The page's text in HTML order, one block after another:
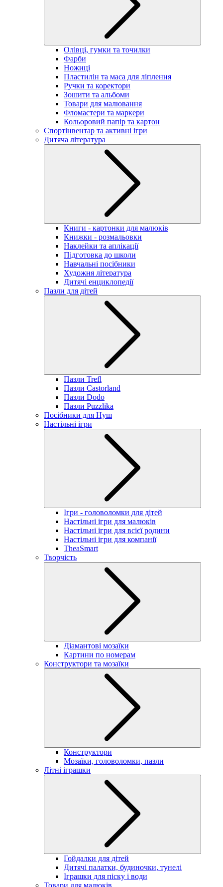
Олівці, гумки та точилки
Фарби
Ножиці
Пластилін та маса для ліплення
Ручки та коректори
Зошити та альбоми
Товари для малювання
Фломастери та маркери
Кольоровий папір та картон
Спортінвентар та активні ігри
Дитяча література
Книги - картонки для малюків
Книжки - розмальовки
Наклейки та аплікації
Підготовка до школи
Навчальні посібники
Художня література
Дитячі енциклопедії
Пазли для дітей
Пазли Trefl
Пазли Castorland
Пазли Dodo
Пазли Puzzlika
Посібники для Нуш
Настільні ігри
Ігри - головоломки для дітей
Настільні ігри для малюків
Настільні ігри для всієї родини
Настільні ігри для компанії
TheaSmart
Творчість
Діамантові мозаїки
Картини по номерам
Конструктори та мозаїки
Конструктори
Мозаїки, головоломки, пазли
Літні іграшки
Гойдалки для дітей
Дитячі палатки, будиночки, тунелі
Іграшки для піску і води
Товари для малюків